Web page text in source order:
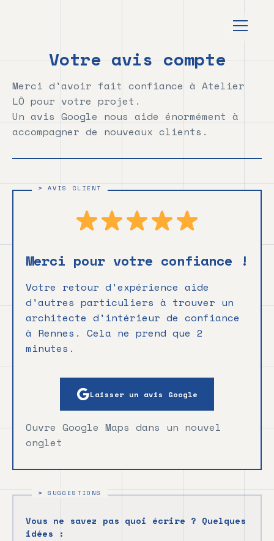
Votre avis compte
Merci d'avoir fait confiance à Atelier
LŌ pour votre projet.
Un avis Google nous aide énormément à
accompagner de nouveaux clients.
Merci pour votre confiance !
Votre retour d'expérience aide
d'autres particuliers à trouver un
architecte d'intérieur de confiance
à Rennes. Cela ne prend que 2
minutes.
Laisser un avis Google
Ouvre Google Maps dans un nouvel
onglet
Vous ne savez pas quoi écrire ? Quelques
idées :